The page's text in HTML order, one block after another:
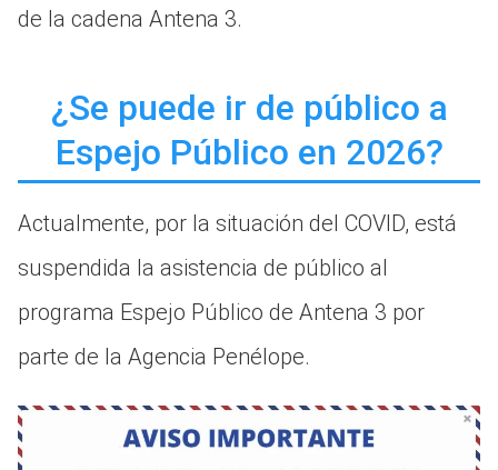
de la cadena Antena 3.
¿Se puede ir de público a
Espejo Público en 2026?
Actualmente, por la situación del COVID, está
suspendida la asistencia de público al
programa Espejo Público de Antena 3 por
parte de la Agencia Penélope.